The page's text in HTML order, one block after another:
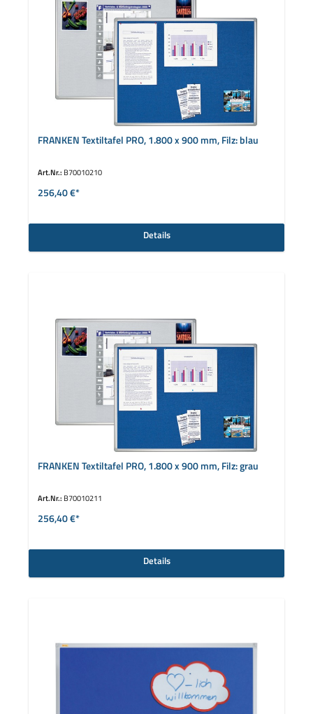
FRANKEN Textiltafel PRO, 1.800 x 900 mm, Filz: blau
Art.Nr.: B70010210
256,40 €*
Details
FRANKEN Textiltafel PRO, 1.800 x 900 mm, Filz: grau
Art.Nr.: B70010211
256,40 €*
Details